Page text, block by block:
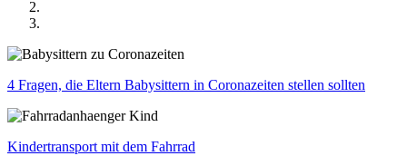
4 Fragen, die Eltern Babysittern in Coronazeiten stellen sollten
Kindertransport mit dem Fahrrad